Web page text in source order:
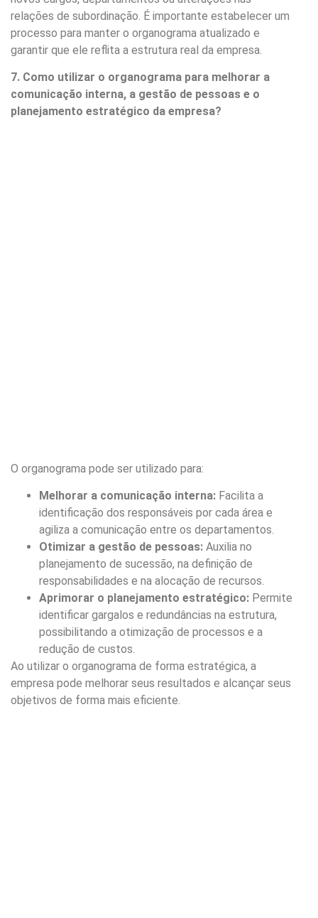
relações de subordinação. É importante estabelecer um
processo para manter o organograma atualizado e
garantir que ele reflita a estrutura real da empresa.
7. Como utilizar o organograma para melhorar a
comunicação interna, a gestão de pessoas e o
planejamento estratégico da empresa?
O organograma pode ser utilizado para:
Melhorar a comunicação interna: Facilita a
identificação dos responsáveis por cada área e
agiliza a comunicação entre os departamentos.
Otimizar a gestão de pessoas: Auxilia no
planejamento de sucessão, na definição de
responsabilidades e na alocação de recursos.
Aprimorar o planejamento estratégico: Permite
identificar gargalos e redundâncias na estrutura,
possibilitando a otimização de processos e a
redução de custos.
Ao utilizar o organograma de forma estratégica, a
empresa pode melhorar seus resultados e alcançar seus
objetivos de forma mais eficiente.